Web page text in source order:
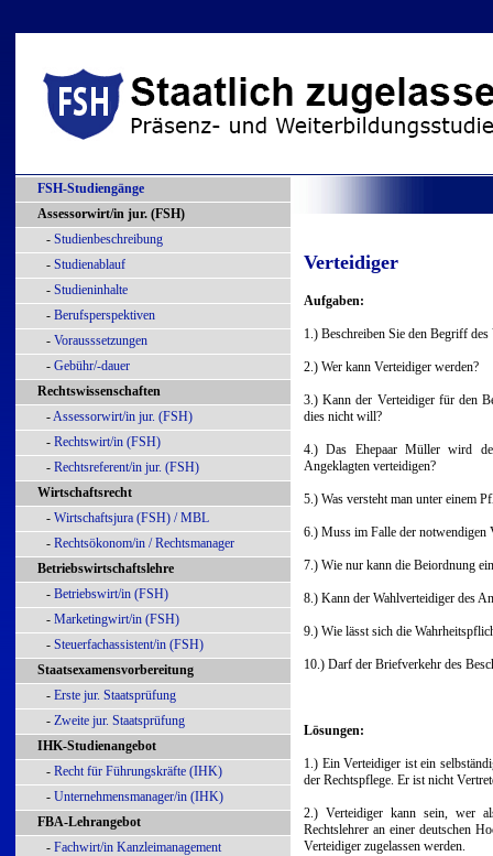
FSH-Studiengänge
Assessorwirt/in jur. (FSH)
- Studienbeschreibung
- Studienablauf
- Studieninhalte
- Berufsperspektiven
- Vorausssetzungen
- Gebühr/-dauer
Rechtswissenschaften
-Assessorwirt/in jur. (FSH)
- Rechtswirt/in (FSH)
- Rechtsreferent/in jur. (FSH)
Wirtschaftsrecht
- Wirtschaftsjura (FSH) / MBL
- Rechtsökonom/in / Rechtsmanager
Betriebswirtschaftslehre
- Betriebswirt/in (FSH)
- Marketingwirt/in (FSH)
- Steuerfachassistent/in (FSH)
Staatsexamensvorbereitung
- Erste jur. Staatsprüfung
- Zweite jur. Staatsprüfung
IHK-Studienangebot
- Recht für Führungskräfte (IHK)
- Unternehmensmanager/in (IHK)
FBA-Lehrangebot
- Fachwirt/in Kanzleimanagement
Verteidiger
Aufgaben:
1.) Beschreiben Sie den Begriff des
2.) Wer kann Verteidiger werden?
3.) Kann der Verteidiger für den
dies nicht will?
4.) Das Ehepaar Müller wird
Angeklagten verteidigen?
5.) Was versteht man unter einem
6.) Muss im Falle der notwendigen
7.) Wie nur kann die Beiordnung
8.) Kann der Wahlverteidiger des
9.) Wie lässt sich die
10.) Darf der Briefverkehr des
Lösungen:
1.) Ein Verteidiger ist ein
der Rechtspflege. Er ist nicht
2.) Verteidiger kann sein, wer
Rechtslehrer an einer deutschen
Verteidiger zugelassen werden.